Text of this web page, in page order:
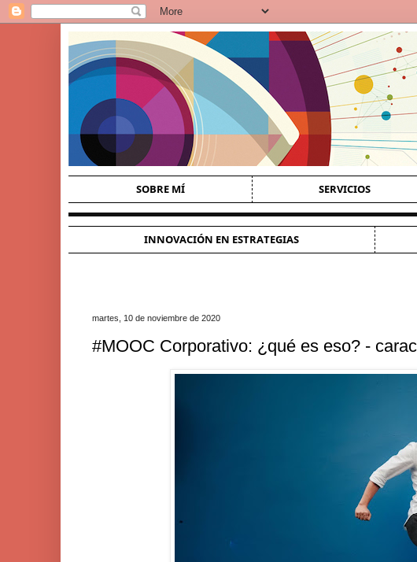
SOBRE MÍ SERVICIOS
INNOVACIÓN EN ESTRATEGIAS
martes, 10 de noviembre de 2020
#MOOC Corporativo: ¿qué es eso? -